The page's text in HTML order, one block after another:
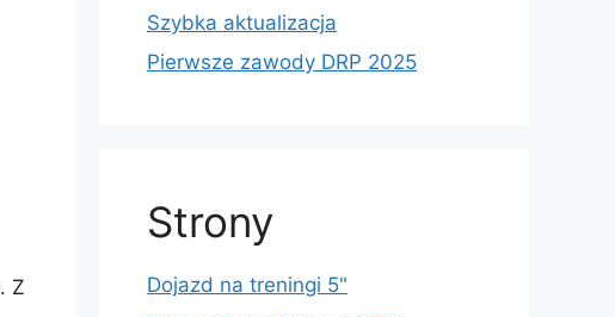
. Z
Szybka aktualizacja
Pierwsze zawody DRP 2025
Strony
Dojazd na treningi 5"